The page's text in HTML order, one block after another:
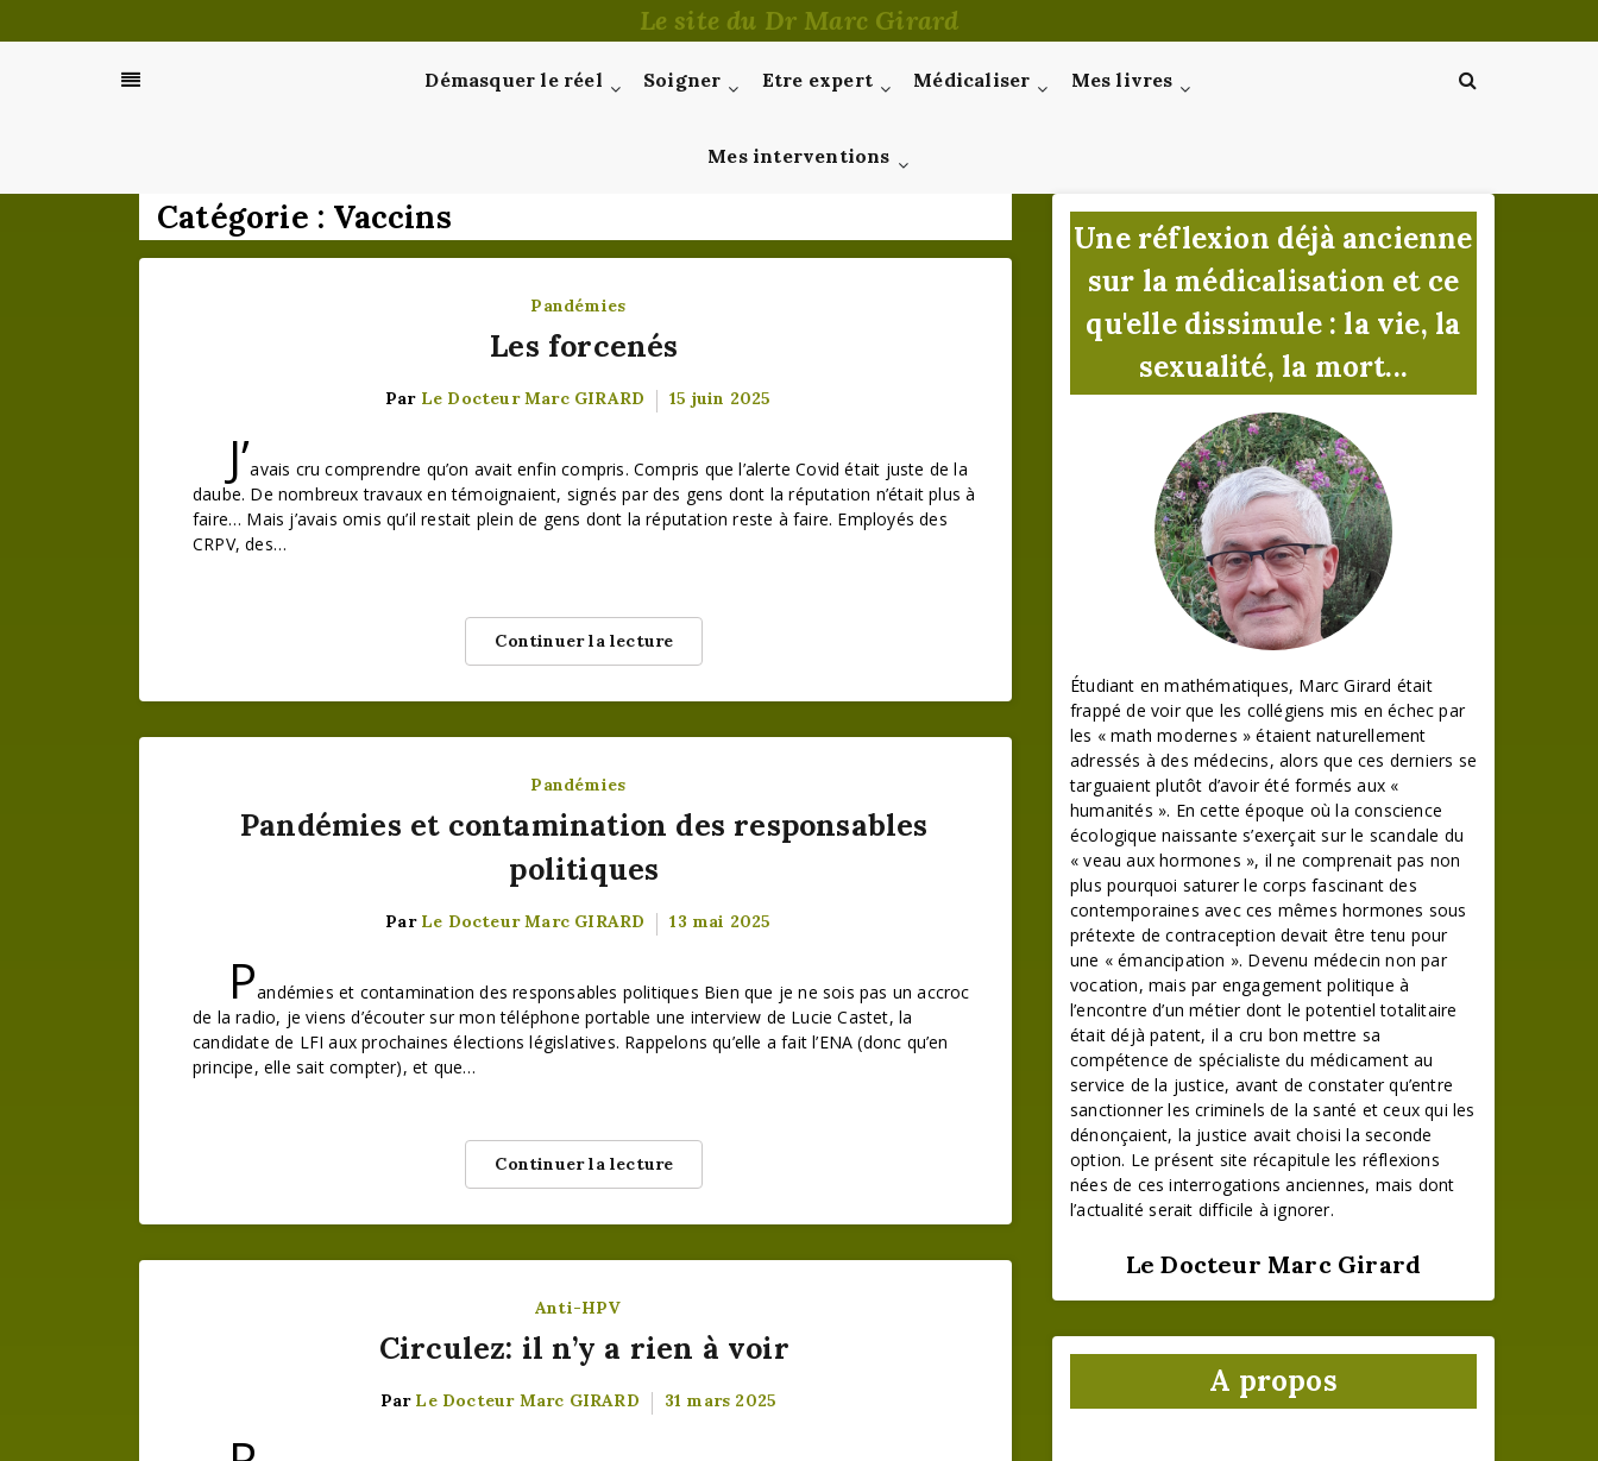
au
Le site du Dr Marc Girard
Démasquer le réel Soigner Etre expert Médicaliser Mes livres
Mes interventions
Catégorie : Vaccins
Pandémies
Les forcenés
Par Le Docteur Marc GIRARD 15 juin 2025
J’avais cru comprendre qu’on avait enfin compris. Compris que l’alerte Covid était juste de la
daube. De nombreux travaux en témoignaient, signés par des gens dont la réputation n’était plus à
faire… Mais j’avais omis qu’il restait plein de gens dont la réputation reste à faire. Employés des
CRPV, des…
Continuer la lecture
Pandémies
Pandémies et contamination des responsables
politiques
Par Le Docteur Marc GIRARD 13 mai 2025
Pandémies et contamination des responsables politiques Bien que je ne sois pas un accroc
de la radio, je viens d’écouter sur mon téléphone portable une interview de Lucie Castet, la
candidate de LFI aux prochaines élections législatives. Rappelons qu’elle a fait l’ENA (donc qu’en
principe, elle sait compter), et que…
Continuer la lecture
Anti-HPV
Circulez: il n’y a rien à voir
Par Le Docteur Marc GIRARD 31 mars 2025
Une réflexion déjà ancienne
sur la médicalisation et ce
qu'elle dissimule : la vie, la
sexualité, la mort...
Étudiant en mathématiques, Marc Girard était
frappé de voir que les collégiens mis en échec par
les « math modernes » étaient naturellement
adressés à des médecins, alors que ces derniers se
targuaient plutôt d’avoir été formés aux «
humanités ». En cette époque où la conscience
écologique naissante s’exerçait sur le scandale du
« veau aux hormones », il ne comprenait pas non
plus pourquoi saturer le corps fascinant des
contemporaines avec ces mêmes hormones sous
prétexte de contraception devait être tenu pour
une « émancipation ». Devenu médecin non par
vocation, mais par engagement politique à
l’encontre d’un métier dont le potentiel totalitaire
était déjà patent, il a cru bon mettre sa
compétence de spécialiste du médicament au
service de la justice, avant de constater qu’entre
sanctionner les criminels de la santé et ceux qui les
dénonçaient, la justice avait choisi la seconde
option. Le présent site récapitule les réflexions
nées de ces interrogations anciennes, mais dont
l’actualité serait difficile à ignorer.
Le Docteur Marc Girard
A propos